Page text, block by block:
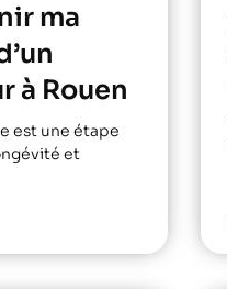
ma
à Rouen
est une étape
et